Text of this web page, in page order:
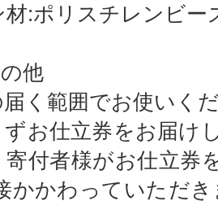
材:ポリスチレンビー
他
く範囲でお使いく
お仕立券をお届け
寄付者様がお仕立券
かかわっていただ